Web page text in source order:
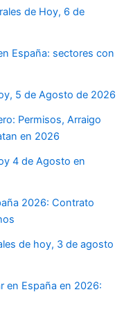
de Hoy, 6 de
España: sectores con
5 de Agosto de 2026
Permisos, Arraigo
en 2026
4 de Agosto en
2026: Contrato
de hoy, 3 de agosto
en España en 2026: